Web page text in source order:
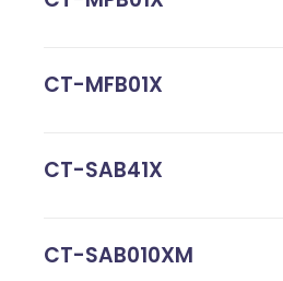
CT-MFB01X
CT-SAB41X
CT-SAB010XM